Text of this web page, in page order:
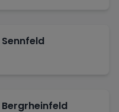
Sennfeld
Bergrheinfeld